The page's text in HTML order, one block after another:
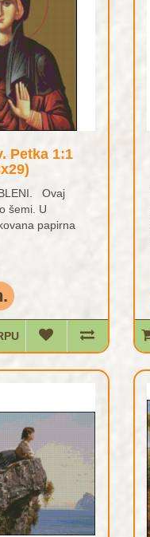
Petka 1:1
Ovaj
šemi. U
papirna